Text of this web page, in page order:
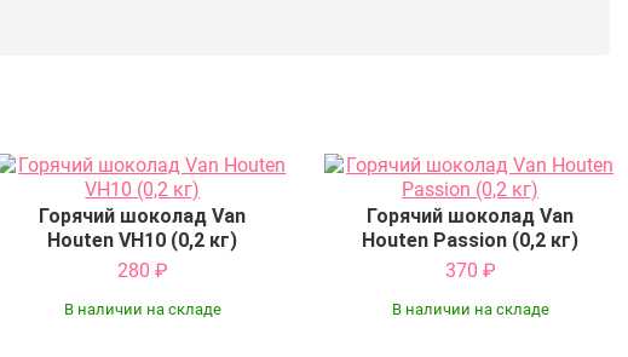
Горячий шоколад Van
Houten VH10 (0,2 кг)
280 ₽
В наличии на складе
Горячий шоколад Van
Houten Passion (0,2 кг)
370 ₽
В наличии на складе